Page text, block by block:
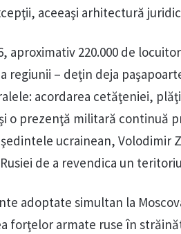
aceeaşi arhitectură
aproximativ 220.000 de
regiunii – deţin deja
acordarea cetăţeniei,
o prezenţă militară continuă
ucrainean,
de a revendica un
adoptate simultan la
forţelor armate ruse în